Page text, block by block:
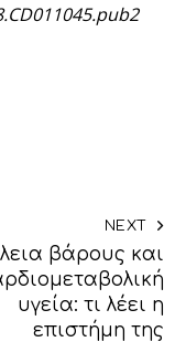
NEXT
βάρους και
υγεία: τι λέει η
επιστήμη της